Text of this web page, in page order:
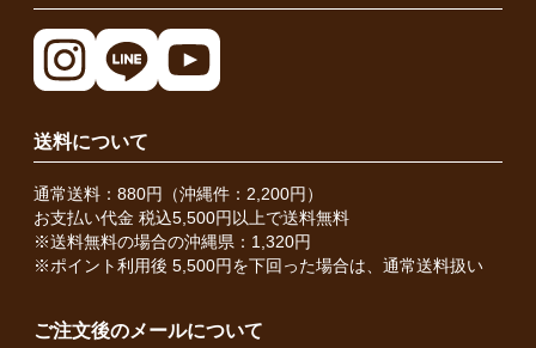
送料について
通常送料：880円（沖縄件：2,200円）
お支払い代金 税込5,500円以上で送料無料
※送料無料の場合の沖縄県：1,320円
※ポイント利用後 5,500円を下回った場合は、通常送料扱い
ご注文後のメールについて